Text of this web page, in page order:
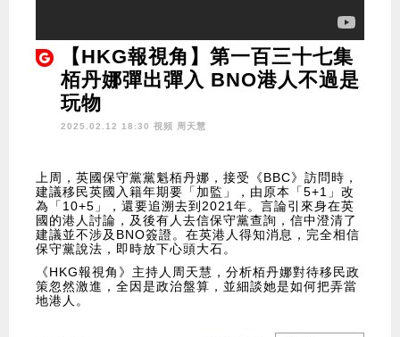
【HKG報視角】第一百三十七集
栢丹娜彈出彈入 BNO港人不過是
玩物
2025.02.12 18:30 視頻 周天慧
上周，英國保守黨黨魁栢丹娜，接受《BBC》訪問時，
建議移民英國入籍年期要「加監」，由原本「5+1」改
為「10+5」，還要追溯去到2021年。言論引來身在英
國的港人討論，及後有人去信保守黨查詢，信中澄清了
建議並不涉及BNO簽證。在英港人得知消息，完全相信
保守黨說法，即時放下心頭大石。
《HKG報視角》主持人周天慧，分析栢丹娜對待移民政
策忽然激進，全因是政治盤算，並細談她是如何把弄當
地港人。